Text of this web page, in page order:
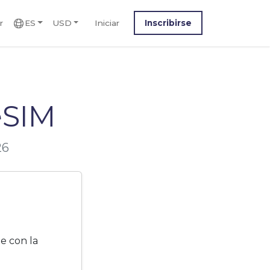
ES USD Iniciar Inscribirse
con la